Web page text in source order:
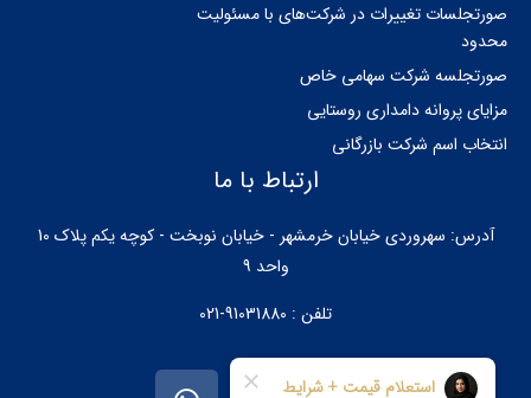
ارتباط با ما
آدرس: سهروردی خیابان خرمشهر - خیابان نوبخت - کوچه یکم پلاک 10
واحد 9
تلفن : 91031880-021
T
e
I
n
W
h
صورتجلسات تغییرات در شرکت‌های با مسئولیت
محدود
صورتجلسه شرکت سهامی خاص
مزایای پروانه دامداری روستایی
انتخاب اسم شرکت بازرگانی